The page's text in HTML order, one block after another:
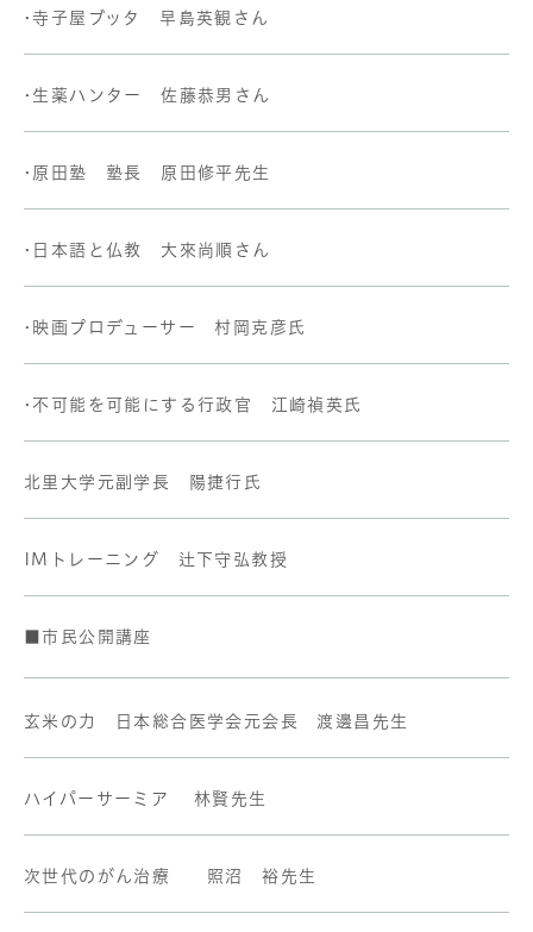
•寺子屋ブッタ 早島英観さん
•生薬ハンター 佐藤恭男さん
•原田塾 塾長 原田修平先生
•日本語と仏教 大來尚順さん
•映画プロデューサー 村岡克彦氏
•不可能を可能にする行政官 江崎禎英氏
北里大学元副学長 陽捷行氏
IMトレーニング 辻下守弘教授
■市民公開講座
玄米の力 日本総合医学会元会長 渡邊昌先生
ハイパーサーミア 林賢先生
次世代のがん治療 照沼 裕先生